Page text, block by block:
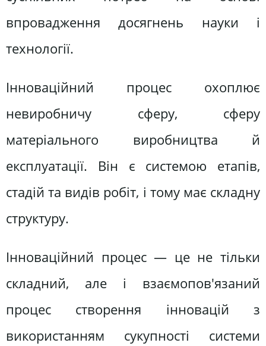
впровадження досягнень науки і
технології.
Інноваційний процес охоплює
невиробничу сферу, сферу
матеріального виробництва й
експлуатації. Він є системою етапів,
стадій та видів робіт, і тому має складну
структуру.
Інноваційний процес — це не тільки
складний, але і взаємопов'язаний
процес створення інновацій з
використанням сукупності системи